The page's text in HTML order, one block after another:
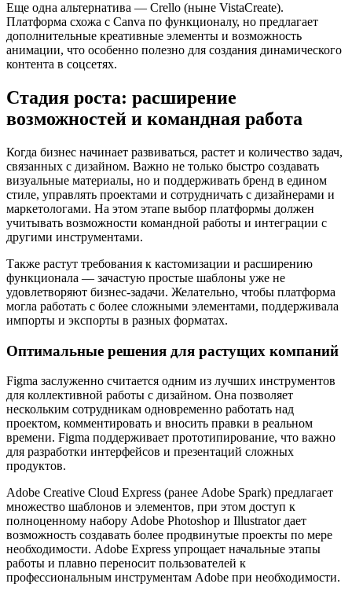
Еще одна альтернатива — Crello (ныне VistaCreate).
Платформа схожа с Canva по функционалу, но предлагает
дополнительные креативные элементы и возможность
анимации, что особенно полезно для создания динамического
контента в соцсетях.
Стадия роста: расширение
возможностей и командная работа
Когда бизнес начинает развиваться, растет и количество задач,
связанных с дизайном. Важно не только быстро создавать
визуальные материалы, но и поддерживать бренд в едином
стиле, управлять проектами и сотрудничать с дизайнерами и
маркетологами. На этом этапе выбор платформы должен
учитывать возможности командной работы и интеграции с
другими инструментами.
Также растут требования к кастомизации и расширению
функционала — зачастую простые шаблоны уже не
удовлетворяют бизнес-задачи. Желательно, чтобы платформа
могла работать с более сложными элементами, поддерживала
импорты и экспорты в разных форматах.
Оптимальные решения для растущих компаний
Figma заслуженно считается одним из лучших инструментов
для коллективной работы с дизайном. Она позволяет
нескольким сотрудникам одновременно работать над
проектом, комментировать и вносить правки в реальном
времени. Figma поддерживает прототипирование, что важно
для разработки интерфейсов и презентаций сложных
продуктов.
Adobe Creative Cloud Express (ранее Adobe Spark) предлагает
множество шаблонов и элементов, при этом доступ к
полноценному набору Adobe Photoshop и Illustrator дает
возможность создавать более продвинутые проекты по мере
необходимости. Adobe Express упрощает начальные этапы
работы и плавно переносит пользователей к
профессиональным инструментам Adobe при необходимости.